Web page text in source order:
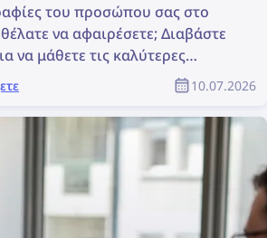
του προσώπου σας στο
να αφαιρέσετε; Διαβάστε
να μάθετε τις καλύτερες
διαγραφής των
10.07.2026